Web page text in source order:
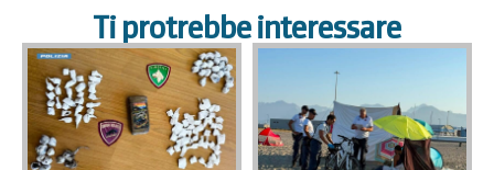
Ti protrebbe interessare